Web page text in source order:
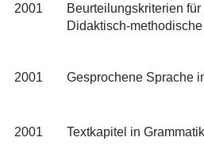
2001
Beurteilungskriterien
Didaktisch-
2001 Gesprochene Sprache
2001 Textkapitel in